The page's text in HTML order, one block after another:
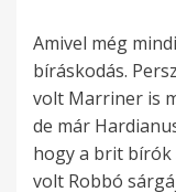
Amivel még
bíráskodás.
volt Marriner is
de már
hogy a brit bírók
volt Robbó